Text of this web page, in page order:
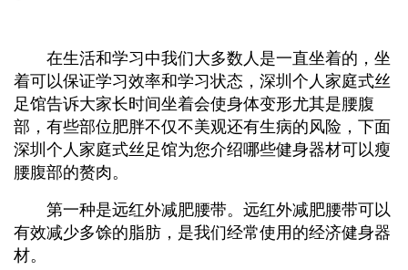
在生活和学习中我们大多数人是一直坐着的，坐
着可以保证学习效率和学习状态，深圳个人家庭式丝
足馆告诉大家长时间坐着会使身体变形尤其是腰腹
部，有些部位肥胖不仅不美观还有生病的风险，下面
深圳个人家庭式丝足馆为您介绍哪些健身器材可以瘦
腰腹部的赘肉。
第一种是远红外减肥腰带。远红外减肥腰带可以
有效减少多馀的脂肪，是我们经常使用的经济健身器
材。